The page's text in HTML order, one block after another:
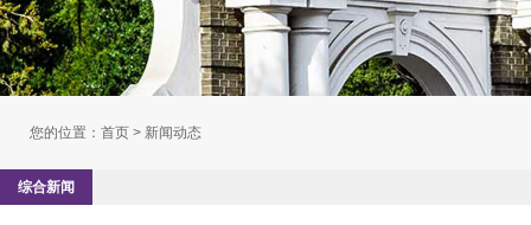
您的位置： 首页 > 新闻动态
综合新闻